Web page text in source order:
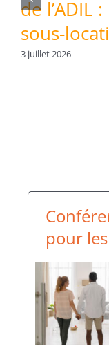
de l’ADIL :
sous-
3 juillet 2026
pour